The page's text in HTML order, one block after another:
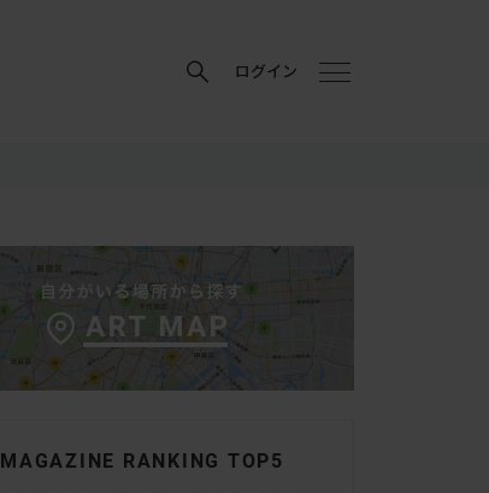
ログイン
MAGAZINE RANKING TOP5